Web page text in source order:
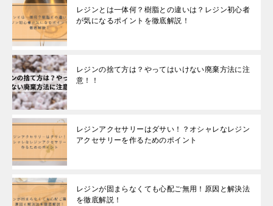
レジンとは一体何？樹脂との違いは？レジン初心者
が気になるポイントを徹底解説！
レジンの捨て方は？やってはいけない廃棄方法に注
意！！
レジンアクセサリーはダサい！？オシャレなレジン
アクセサリーを作るためのポイント
レジンが固まらなくても心配ご無用！原因と解決法
を徹底解説！